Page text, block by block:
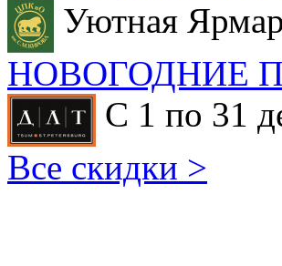
Уютная
НОВОГОДНИЕ
С 1 по 31
Все скидки >